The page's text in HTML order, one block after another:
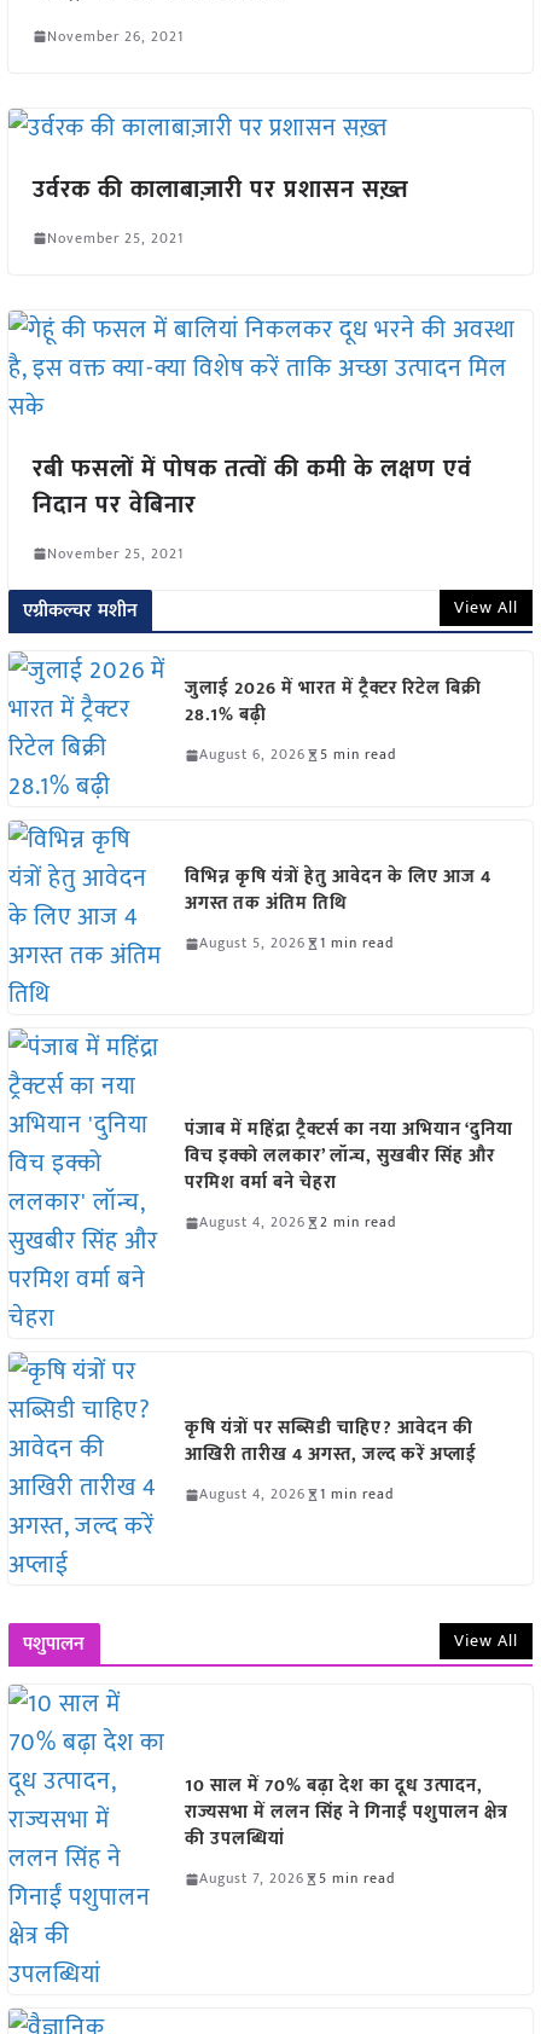
November 26, 2021
उर्वरक की कालाबाज़ारी पर प्रशासन सख़्त
November 25, 2021
रबी फसलों में पोषक तत्वों की कमी के लक्षण एवं
निदान पर वेबिनार
November 25, 2021
एग्रीकल्चर मशीन View All
जुलाई 2026 में भारत में ट्रैक्टर रिटेल बिक्री
28.1% बढ़ी
August 6, 2026 5 min read
विभिन्न कृषि यंत्रों हेतु आवेदन के लिए आज 4
अगस्त तक अंतिम तिथि
August 5, 2026 1 min read
पंजाब में महिंद्रा ट्रैक्टर्स का नया अभियान ‘दुनिया
विच इक्को ललकार’ लॉन्च, सुखबीर सिंह और
परमिश वर्मा बने चेहरा
August 4, 2026 2 min read
कृषि यंत्रों पर सब्सिडी चाहिए? आवेदन की
आखिरी तारीख 4 अगस्त, जल्द करें अप्लाई
August 4, 2026 1 min read
पशुपालन View All
10 साल में 70% बढ़ा देश का दूध उत्पादन,
राज्यसभा में ललन सिंह ने गिनाईं पशुपालन क्षेत्र
की उपलब्धियां
August 7, 2026 5 min read